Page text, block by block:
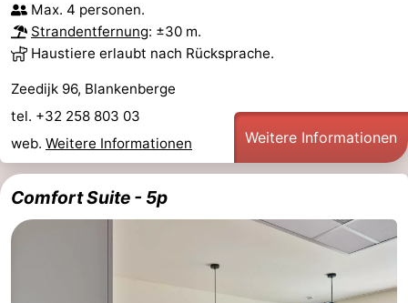
Max. 4 personen.
Strandentfernung: ±30 m.
Haustiere erlaubt nach Rücksprache.
Zeedijk 96, Blankenberge
tel. +32 258 803 03
web. Weitere Informationen Weitere Informationen
Comfort Suite - 5p